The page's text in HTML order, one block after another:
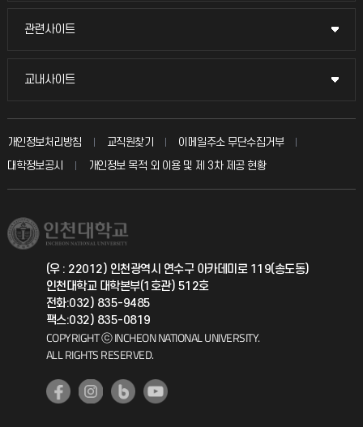
입학안내
취업정보(학생)
묻고 답하기
칭찬마당
학생서비스 지킴이
관련사이트
관련사이트
국방헬프콜
총동문회
교내사이트
교내사이트
교수회
교육혁신본부
국제지원과
공자아카데미
기초교육원
개인정보처리방침 교직원찾기
이메일주소 무단수집거부
대학정보공시
개인정보 목적 외 이용 및 제 3차 제공 현황
(우 : 22012) 인천광역시 연수구 아카데미로 119(송도동)
인천대학교 대학본부(1호관) 512호
전화:032) 835-9485
팩스:032) 835-0819
COPYRIGHT ⓒ INCHEON NATIONAL UNIVERSITY.
ALL RIGHTS RESERVED.